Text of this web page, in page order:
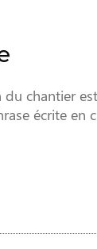
du chantier
écrite en